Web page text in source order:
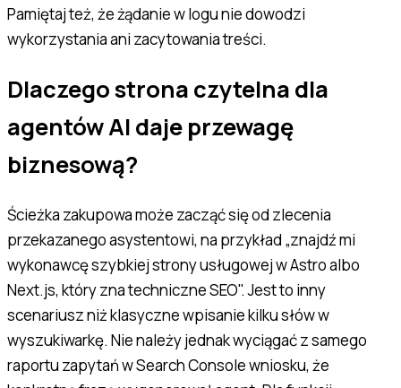
Pamiętaj też, że żądanie w logu nie dowodzi
wykorzystania ani zacytowania treści.
Dlaczego strona czytelna dla
agentów AI daje przewagę
biznesową?
Ścieżka zakupowa może zacząć się od zlecenia
przekazanego asystentowi, na przykład „znajdź mi
wykonawcę szybkiej strony usługowej w Astro albo
Next.js, który zna techniczne SEO". Jest to inny
scenariusz niż klasyczne wpisanie kilku słów w
wyszukiwarkę. Nie należy jednak wyciągać z samego
raportu zapytań w Search Console wniosku, że